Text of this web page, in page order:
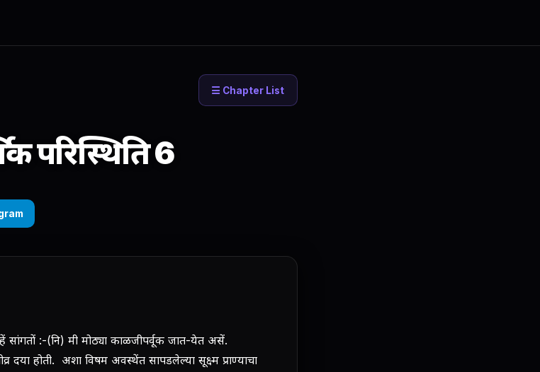
☰ Chapter List
परिस्थिति 6
सांगतों :-(नि) मी मोठ्या काळजीपर्वूक जात-येत असें.
दया होती. अशा विषम अवस्थेंत सापडलेल्या सूक्ष्म प्राण्याचा